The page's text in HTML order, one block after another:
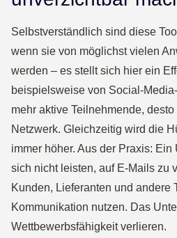
Selbstverständlich sind diese
wenn sie von möglichst vielen
werden – es stellt sich hier ein
beispielsweise von Social-
mehr aktive Teilnehmende,
Netzwerk. Gleichzeitig wird die
immer höher. Aus der Praxis:
sich nicht leisten, auf E-Mails zu
Kunden, Lieferanten und andere
Kommunikation nutzen. Das
Wettbewerbsfähigkeit verlieren.